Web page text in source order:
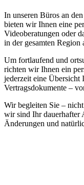
In unseren Büros an
bieten wir Ihnen eine
Videoberatungen oder
in der gesamten Region
Um fortlaufend und
richten wir Ihnen ein
jederzeit eine Übersicht
Vertragsdokumente –
Wir begleiten Sie –
wir sind Ihr dauerhafter
Änderungen und